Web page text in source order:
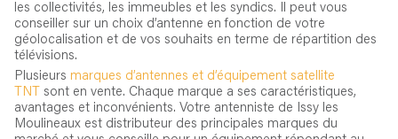
les collectivités, les immeubles et les syndics. Il peut vous
conseiller sur un choix d’antenne en fonction de votre
géolocalisation et de vos souhaits en terme de répartition des
télévisions.
Plusieurs marques d’antennes et d’équipement satellite
TNT sont en vente. Chaque marque a ses caractéristiques,
avantages et inconvénients. Votre antenniste de Issy les
Moulineaux est distributeur des principales marques du